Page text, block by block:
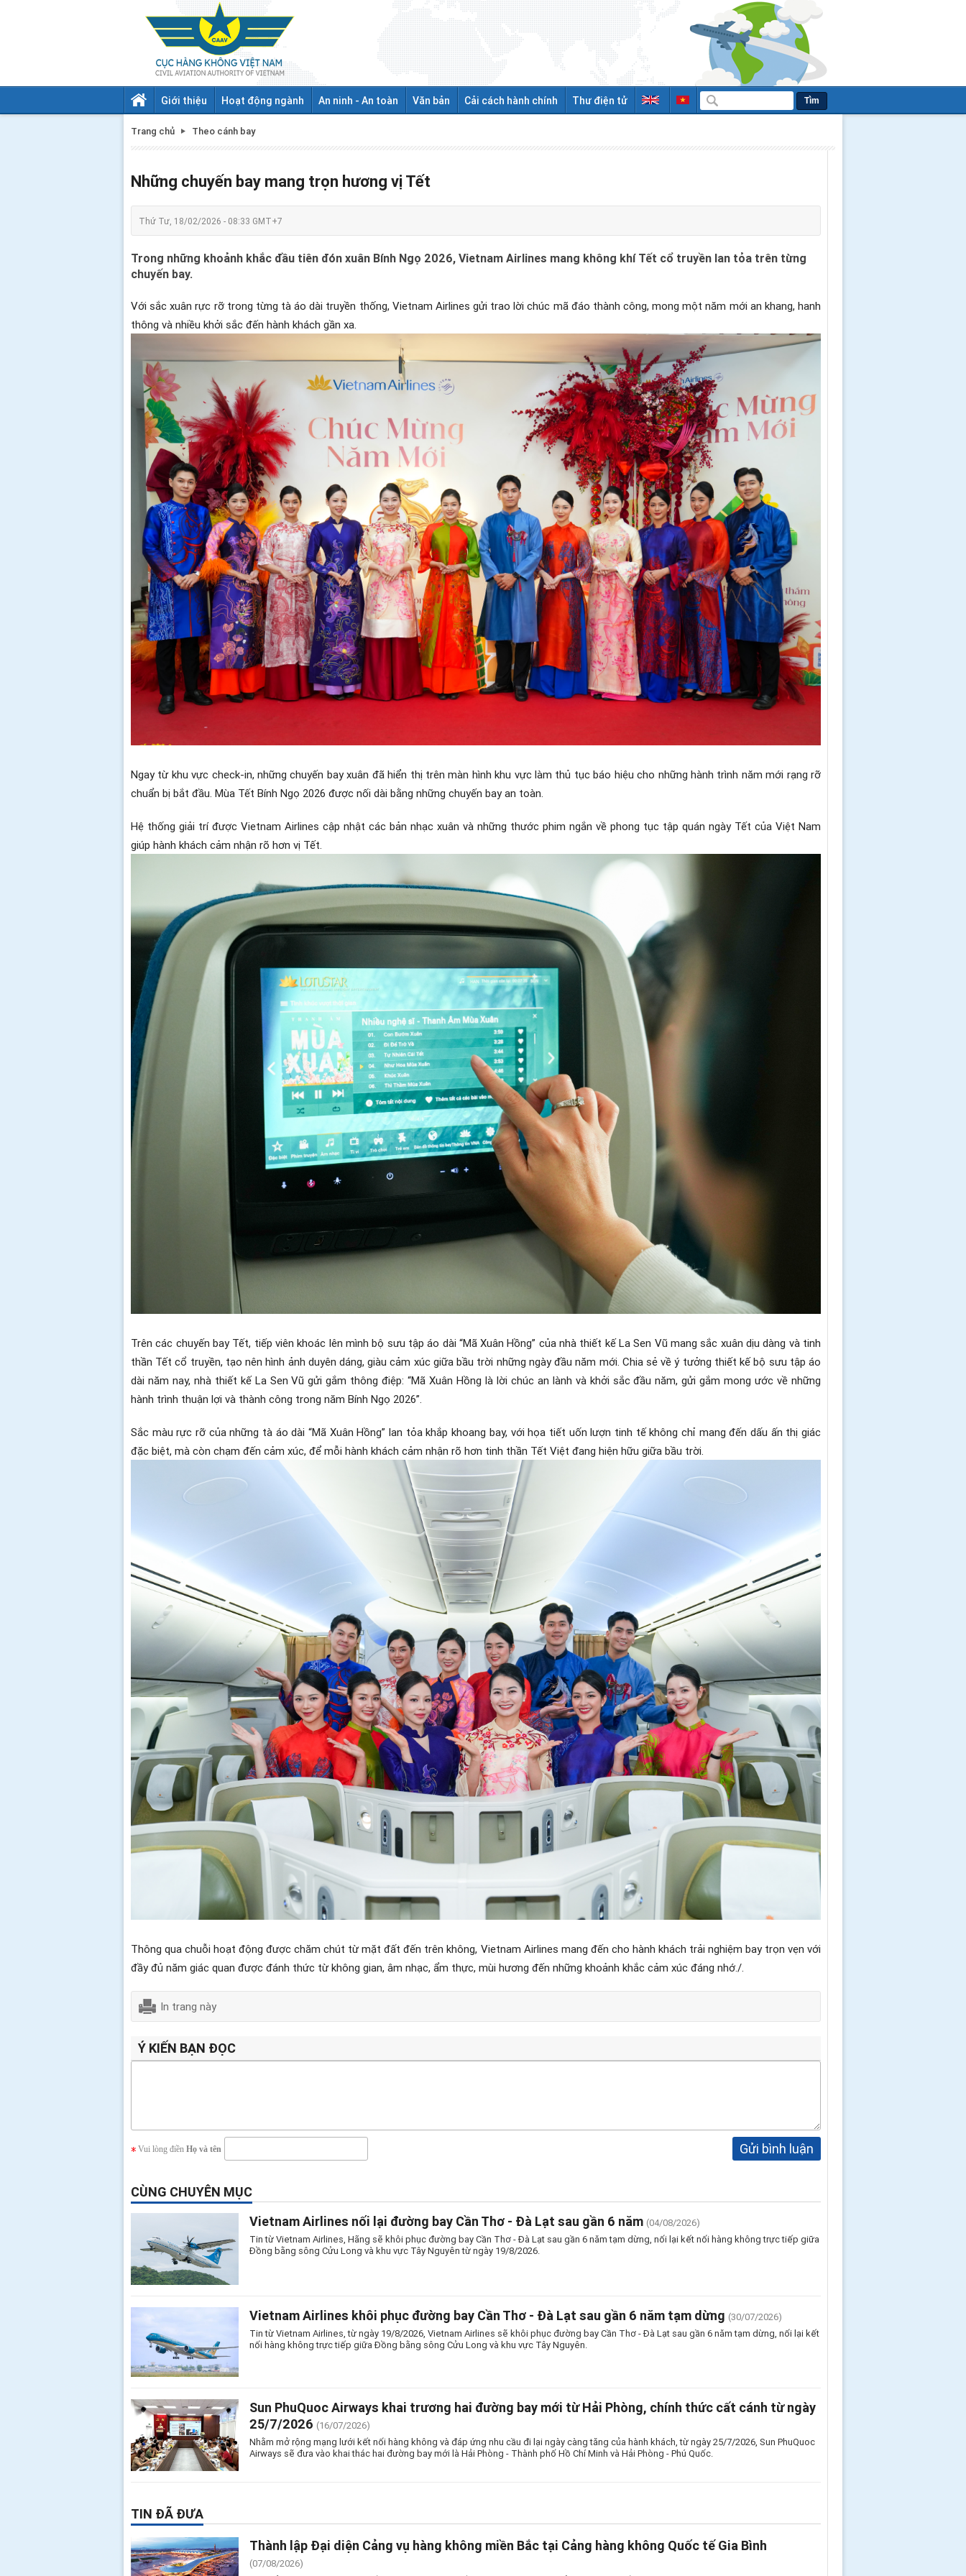
Giới thiệu Hoạt động ngành An ninh - An toàn Văn bản Cải cách hành chính Thư điện tử Tìm
Trang chủ Theo cánh bay
Những chuyến bay mang trọn hương vị Tết
Thứ Tư, 18/02/2026 - 08:33 GMT+7
Trong những khoảnh khắc đầu tiên đón xuân Bính Ngọ 2026, Vietnam Airlines mang không khí Tết cổ truyền lan tỏa trên từng
chuyến bay.
Với sắc xuân rực rỡ trong từng tà áo dài truyền thống, Vietnam Airlines gửi trao lời chúc mã đáo thành công, mong một năm mới an khang, hanh
thông và nhiều khởi sắc đến hành khách gần xa.
Ngay từ khu vực check-in, những chuyến bay xuân đã hiển thị trên màn hình khu vực làm thủ tục báo hiệu cho những hành trình năm mới rạng rỡ
chuẩn bị bắt đầu. Mùa Tết Bính Ngọ 2026 được nối dài bằng những chuyến bay an toàn.
Hệ thống giải trí được Vietnam Airlines cập nhật các bản nhạc xuân và những thước phim ngắn về phong tục tập quán ngày Tết của Việt Nam
giúp hành khách cảm nhận rõ hơn vị Tết.
Trên các chuyến bay Tết, tiếp viên khoác lên mình bộ sưu tập áo dài “Mã Xuân Hồng” của nhà thiết kế La Sen Vũ mang sắc xuân dịu dàng và tinh
thần Tết cổ truyền, tạo nên hình ảnh duyên dáng, giàu cảm xúc giữa bầu trời những ngày đầu năm mới. Chia sẻ về ý tưởng thiết kế bộ sưu tập áo
dài năm nay, nhà thiết kế La Sen Vũ gửi gắm thông điệp: “Mã Xuân Hồng là lời chúc an lành và khởi sắc đầu năm, gửi gắm mong ước về những
hành trình thuận lợi và thành công trong năm Bính Ngọ 2026”.
Sắc màu rực rỡ của những tà áo dài “Mã Xuân Hồng” lan tỏa khắp khoang bay, với họa tiết uốn lượn tinh tế không chỉ mang đến dấu ấn thị giác
đặc biệt, mà còn chạm đến cảm xúc, để mỗi hành khách cảm nhận rõ hơn tinh thần Tết Việt đang hiện hữu giữa bầu trời.
Thông qua chuỗi hoạt động được chăm chút từ mặt đất đến trên không, Vietnam Airlines mang đến cho hành khách trải nghiệm bay trọn vẹn với
đầy đủ năm giác quan được đánh thức từ không gian, âm nhạc, ẩm thực, mùi hương đến những khoảnh khắc cảm xúc đáng nhớ./.
In trang này
Ý KIẾN BẠN ĐỌC
Vui lòng điền Họ và tên Gửi bình luận
CÙNG CHUYÊN MỤC
Vietnam Airlines nối lại đường bay Cần Thơ - Đà Lạt sau gần 6 năm (04/08/2026)
Tin từ Vietnam Airlines, Hãng sẽ khôi phục đường bay Cần Thơ - Đà Lạt sau gần 6 năm tạm dừng, nối lại kết nối hàng không trực tiếp giữa
Đồng bằng sông Cửu Long và khu vực Tây Nguyên từ ngày 19/8/2026.
Vietnam Airlines khôi phục đường bay Cần Thơ - Đà Lạt sau gần 6 năm tạm dừng (30/07/2026)
Tin từ Vietnam Airlines, từ ngày 19/8/2026, Vietnam Airlines sẽ khôi phục đường bay Cần Thơ - Đà Lạt sau gần 6 năm tạm dừng, nối lại kết
nối hàng không trực tiếp giữa Đồng bằng sông Cửu Long và khu vực Tây Nguyên.
Sun PhuQuoc Airways khai trương hai đường bay mới từ Hải Phòng, chính thức cất cánh từ ngày
25/7/2026 (16/07/2026)
Nhằm mở rộng mạng lưới kết nối hàng không và đáp ứng nhu cầu đi lại ngày càng tăng của hành khách, từ ngày 25/7/2026, Sun PhuQuoc
Airways sẽ đưa vào khai thác hai đường bay mới là Hải Phòng - Thành phố Hồ Chí Minh và Hải Phòng - Phú Quốc.
TIN ĐÃ ĐƯA
Thành lập Đại diện Cảng vụ hàng không miền Bắc tại Cảng hàng không Quốc tế Gia Bình
(07/08/2026)